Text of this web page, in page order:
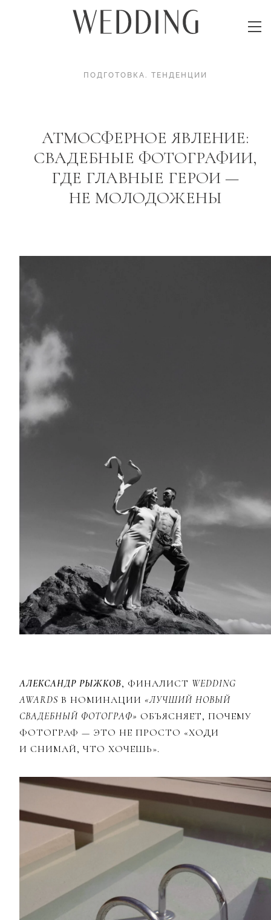
ПОДГОТОВКА. ТЕНДЕНЦИИ
АТМОСФЕРНОЕ ЯВЛЕНИЕ:
СВАДЕБНЫЕ ФОТОГРАФИИ,
ГДЕ ГЛАВНЫЕ ГЕРОИ —
НЕ МОЛОДОЖЕНЫ
АЛЕКСАНДР РЫЖКОВ, ФИНАЛИСТ WEDDING
AWARDS В НОМИНАЦИИ «ЛУЧШИЙ НОВЫЙ
СВАДЕБНЫЙ ФОТОГРАФ» ОБЪЯСНЯЕТ, ПОЧЕМУ
ФОТОГРАФ — ЭТО НЕ ПРОСТО «ХОДИ
И СНИМАЙ, ЧТО ХОЧЕШЬ».